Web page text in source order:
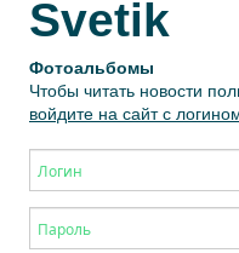
Svetik
Фотоальбомы
Чтобы читать новости
войдите на сайт с